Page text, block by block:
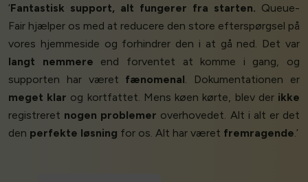
‘Fantastisk support, alt fungerer fra starten. Queue-
Fair hjælper os med at reducere den store efterspørgsel på
vores hjemmeside og forhindrer den i at gå ned. Det var
langt nemmere end forventet at komme i gang, og
supporten har været fænomenal . Dokumentationen er
meget klar og kortfattet. Mens køen kørte, blev der ikke
registreret nogen problemer overhovedet. Alt i alt er det
den perfekte løsning for os. Alt har været fremragende .’